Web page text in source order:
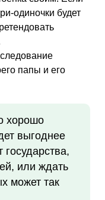
одиночки будет
папы и его
хорошо
выгоднее
или ждать
может так